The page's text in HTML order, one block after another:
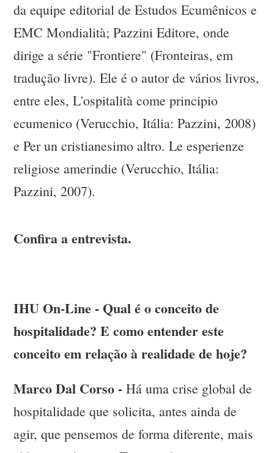
da equipe editorial de Estudos Ecumênicos e
EMC Mondialità; Pazzini Editore, onde
dirige a série "Frontiere" (Fronteiras, em
tradução livre). Ele é o autor de vários livros,
entre eles, L'ospitalità come principio
ecumenico (Verucchio, Itália: Pazzini, 2008)
e Per un cristianesimo altro. Le esperienze
religiose amerindie (Verucchio, Itália:
Pazzini, 2007).
Confira a entrevista.
IHU On-Line - Qual é o conceito de
hospitalidade? E como entender este
conceito em relação à realidade de hoje?
Marco Dal Corso -Há uma crise global de
hospitalidade que solicita, antes ainda de
agir, que pensemos de forma diferente, mais